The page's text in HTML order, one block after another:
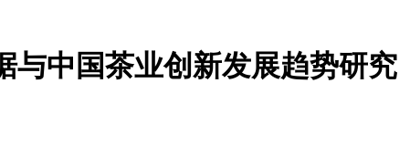
与中国茶业创新发展趋势研究